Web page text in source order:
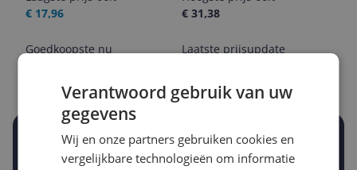
€ 17,96
€ 31,38
Goedkoopste nu
Laatste prijsupdate
Stel een alert in en mis geen prijsdaling
Krijg een seintje zodra de prijs zakt
Verantwoord gebruik van uw
gegevens
Wij en onze partners gebruiken cookies en
vergelijkbare technologieën om informatie